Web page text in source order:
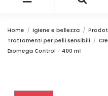
Home Igiene e bellezza
Trattamenti per pelli sensibili
Exomega Control - 400 ml